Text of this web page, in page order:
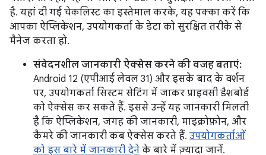
है. यहां दी गई चेकलिस्ट का इस्तेमाल करके, यह पक्का करें कि
आपका ऐप्लिकेशन, उपयोगकर्ता के डेटा को सुरक्षित तरीके से
मैनेज करता हो.
संवेदनशील जानकारी ऐक्सेस करने की वजह बताएं:
Android 12 (एपीआई लेवल 31) और इसके बाद के वर्शन
पर, उपयोगकर्ता सिस्टम सेटिंग में जाकर प्राइवसी डैशबोर्ड
को ऐक्सेस कर सकते हैं. इससे उन्हें यह जानकारी मिलती
है कि ऐप्लिकेशन, जगह की जानकारी, माइक्रोफ़ोन, और
कैमरे की जानकारी कब ऐक्सेस करते हैं. उपयोगकर्ताओं
को इस बारे में जानकारी देने के बारे में ज़्यादा जानें.